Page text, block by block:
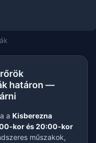
határon —
a Kisberezna
kor és 20:00-kor
műszakok,